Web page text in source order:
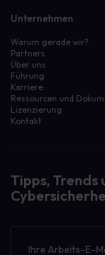
Unternehmen
Warum gerade wir?
Partners
Über uns
Führung
Karriere
Ressourcen und
Lizenzierung
Kontakt
Tipps, Trends